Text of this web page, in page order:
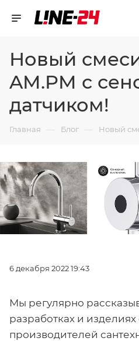
Новый
AM.PM с
датчиком!
Главная — Блог — Новый
6 декабря 2022 19:43
Мы регулярно
разработках и
производителей